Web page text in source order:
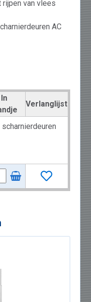
rijpen van vlees
AC
In
Verlanglijst